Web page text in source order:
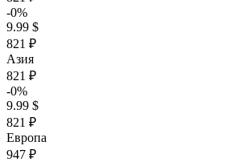
-0%
9.99 $
821 ₽
Азия
821 ₽
-0%
9.99 $
821 ₽
Европа
947 ₽